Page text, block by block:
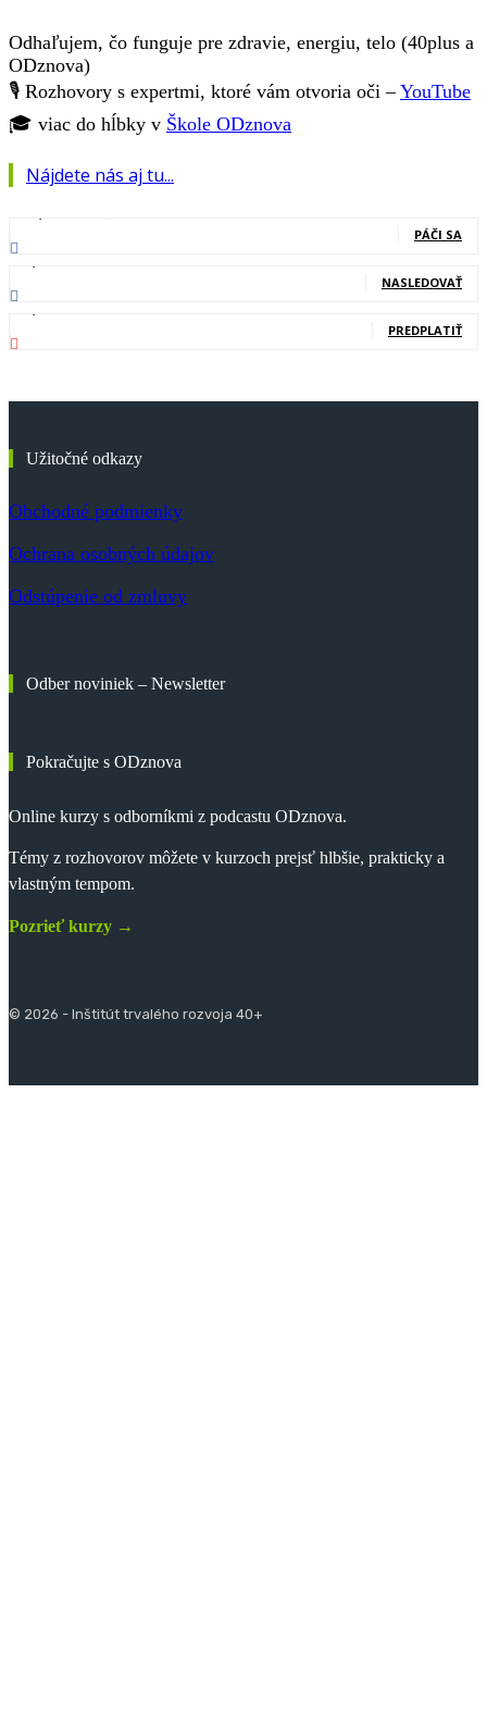
Odhaľujem, čo funguje pre zdravie, energiu, telo (40plus a
ODznova)
🎙️ Rozhovory s expertmi, ktoré vám otvoria oči –YouTube
🎓 viac do hĺbky v Škole ODznova
Nájdete nás aj tu...
PÁČI SA
NASLEDOVAŤ
PREDPLATIŤ
Užitočné odkazy
Obchodné podmienky
Ochrana osobných údajov
Odstúpenie od zmluvy
Odber noviniek – Newsletter
Pokračujte s ODznova
Online kurzy s odborníkmi z podcastu ODznova.
Témy z rozhovorov môžete v kurzoch prejsť hlbšie, prakticky a
vlastným tempom.
Pozrieť kurzy →
© 2026 - Inštitút trvalého rozvoja 40+